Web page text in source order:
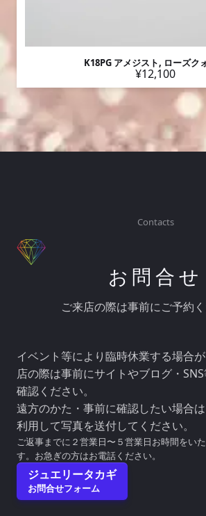
K18PG アメジスト, ローズク
¥12,100
Contacts
お問合せ
ご来店の際は事前にご予約く
イベント等により臨時休業する場合
店の際は事前にサイトやブログ・
確認ください。
遠方のかた・事前に確認したい場合
利用して写真を送付してください。
ご返事までに２営業日〜５営業日お時間をい
す。お急ぎの方はお電話ください。
ジュエリータカギ
お問合せフォーム